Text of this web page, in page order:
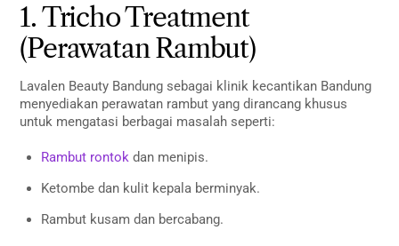
1. Tricho Treatment
(Perawatan Rambut)
Lavalen Beauty Bandung sebagai klinik kecantikan Bandung
menyediakan perawatan rambut yang dirancang khusus
untuk mengatasi berbagai masalah seperti:
Rambut rontok dan menipis.
Ketombe dan kulit kepala berminyak.
Rambut kusam dan bercabang.